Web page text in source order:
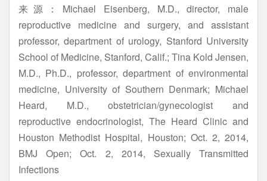
来源：Michael Eisenberg, M.D., director, male
reproductive medicine and surgery, and assistant
professor, department of urology, Stanford University
School of Medicine, Stanford, Calif.; Tina Kold Jensen,
M.D., Ph.D., professor, department of environmental
medicine, University of Southern Denmark; Michael
Heard, M.D., obstetrician/gynecologist and
reproductive endocrinologist, The Heard Clinic and
Houston Methodist Hospital, Houston; Oct. 2, 2014,
BMJ Open; Oct. 2, 2014, Sexually Transmitted
Infections